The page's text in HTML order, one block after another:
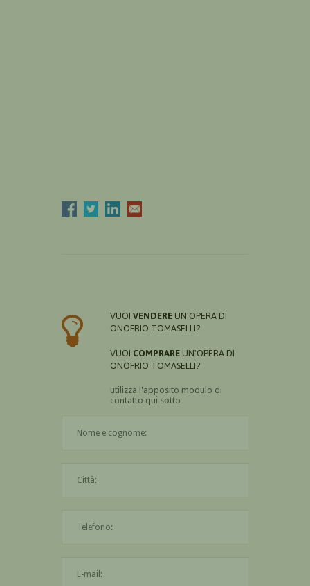
VUOI VENDERE UN'OPERA DI
ONOFRIO TOMASELLI?
VUOI COMPRARE UN'OPERA DI
ONOFRIO TOMASELLI?
utilizza l'apposito modulo di
contatto qui sotto